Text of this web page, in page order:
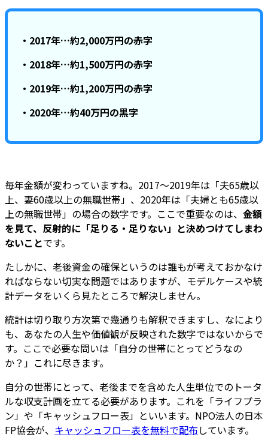
・2017年…約2,000万円の赤字
・2018年…約1,500万円の赤字
・2019年…約1,200万円の赤字
・2020年…約40万円の黒字
毎年金額が変わっていますね。2017～2019年は「夫65歳以
上、妻60歳以上の無職世帯」、2020年は「夫婦とも65歳以
上の無職世帯」の場合の数字です。ここで重要なのは、 金額
を見て、反射的に「足りる・足りない」と決めつけてしまわ
ないことです。
たしかに、老後資金の確保というのは誰もが考えておかなけ
ればならない切実な問題ではありますが、モデルケースや統
計データをいくら見たところで解決しません。
統計は切り取り方次第で幾通りも解釈できますし、なにより
も、あなたの人生や価値観が反映された数字ではないからで
す。ここで必要な問いは「自分の世帯にとってどうなの
か？」これに尽きます。
自分の世帯にとって、老後までを含めた人生単位でのトータ
ルな収支計画を立てる必要があります。これを「ライフプラ
ン」や「キャッシュフロー表」といいます。NPO法人の日本
FP協会が、 キャッシュフロー表を無料で配布しています。